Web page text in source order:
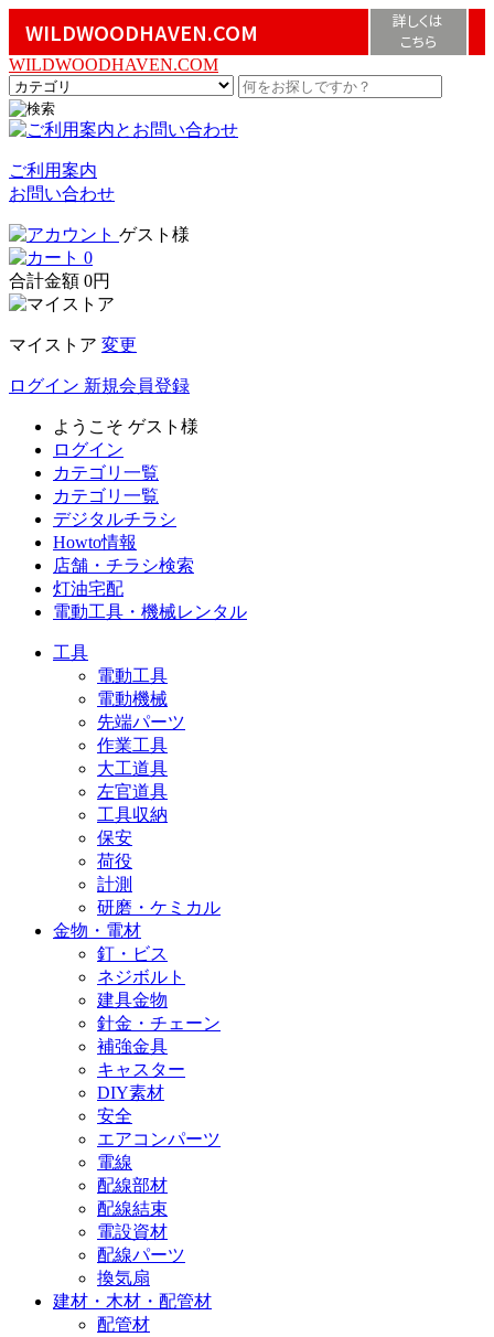
WILDWOODHAVEN.COM
詳しくは
こちら
WILDWOODHAVEN.COM
ご利用案内
お問い合わせ
ゲスト様
0
合計金額 0円
マイストア 変更
ログイン 新規会員登録
ようこそ ゲスト様
ログイン
カテゴリ一覧
カテゴリ一覧
デジタルチラシ
Howto情報
店舗・チラシ検索
灯油宅配
電動工具・機械レンタル
工具
電動工具
電動機械
先端パーツ
作業工具
大工道具
左官道具
工具収納
保安
荷役
計測
研磨・ケミカル
金物・電材
釘・ビス
ネジボルト
建具金物
針金・チェーン
補強金具
キャスター
DIY素材
安全
エアコンパーツ
電線
配線部材
配線結束
電設資材
配線パーツ
換気扇
建材・木材・配管材
配管材